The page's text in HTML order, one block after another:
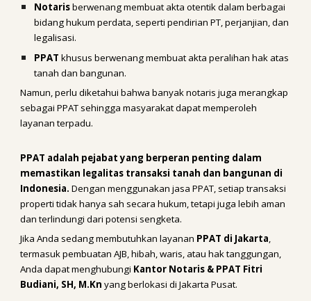
Notarisberwenang membuat akta otentik dalam berbagai
bidang hukum perdata, seperti pendirian PT, perjanjian, dan
legalisasi.
PPAT khusus berwenang membuat akta peralihan hak atas
tanah dan bangunan.
Namun, perlu diketahui bahwa banyak notaris juga merangkap
sebagai PPAT sehingga masyarakat dapat memperoleh
layanan terpadu.
PPAT adalah pejabat yang berperan penting dalam
memastikan legalitas transaksi tanah dan bangunan di
Indonesia. Dengan menggunakan jasa PPAT, setiap transaksi
properti tidak hanya sah secara hukum, tetapi juga lebih aman
dan terlindungi dari potensi sengketa.
Jika Anda sedang membutuhkan layanan PPAT di Jakarta
termasuk pembuatan AJB, hibah, waris, atau hak tanggungan,
Anda dapat menghubungi Kantor Notaris & PPAT Fitri
Budiani, SH, M.Kn yang berlokasi di Jakarta Pusat.